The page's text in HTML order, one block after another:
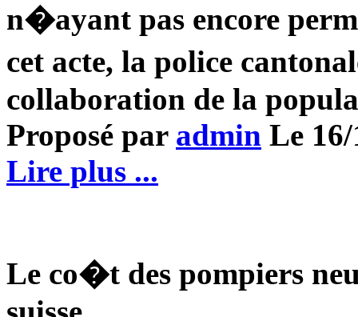
n�ayant pas encore
cet acte, la police
collaboration de la
Proposé par admin Le
Lire plus ...
Le co�t des pompiers